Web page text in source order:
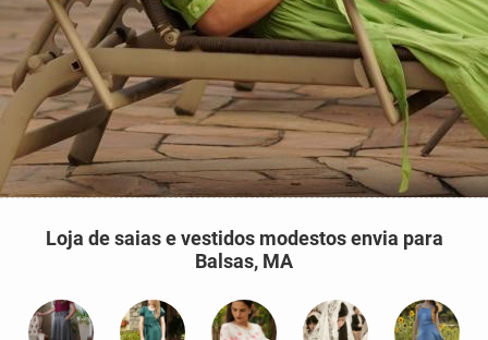
Loja de saias e vestidos modestos envia para
Balsas, MA